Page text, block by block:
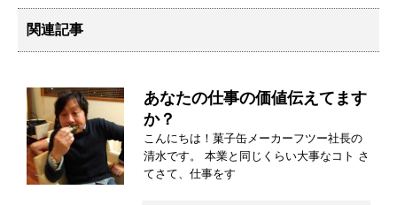
関連記事
あなたの仕事の価値伝えてます
か？
こんにちは！菓子缶メーカーフツー社長の
清水です。 本業と同じくらい大事なコト さ
てさて、仕事をす